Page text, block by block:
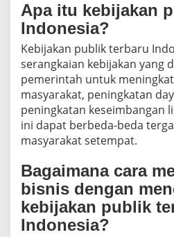
Apa itu kebijakan
Indonesia?
Kebijakan publik terbaru
serangkaian kebijakan yang
pemerintah untuk
masyarakat, peningkatan
peningkatan keseimbangan
ini dapat berbeda-beda
masyarakat setempat.
Bagaimana cara
bisnis dengan
kebijakan publik
Indonesia?